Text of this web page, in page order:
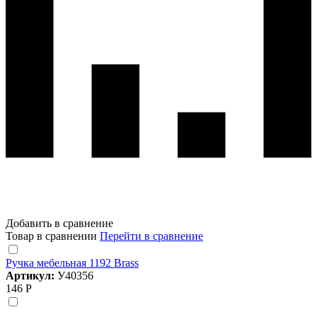
Добавить в сравнение
Товар в сравнении Перейти в сравнение
Ручка мебельная 1192 Brass
Артикул: У40356
146 Р